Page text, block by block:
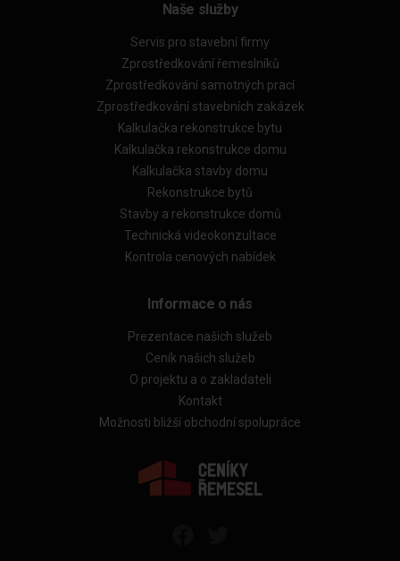
Naše služby
Servis pro stavební firmy
Zprostředkování řemeslníků
Zprostředkování samotných prací
Zprostředkování stavebních zakázek
Kalkulačka rekonstrukce bytu
Kalkulačka rekonstrukce domu
Kalkulačka stavby domu
Rekonstrukce bytů
Stavby a rekonstrukce domů
Technická videokonzultace
Kontrola cenových nabídek
Informace o nás
Prezentace našich služeb
Ceník našich služeb
O projektu a o zakladateli
Kontakt
Možnosti bližší obchodní spolupráce